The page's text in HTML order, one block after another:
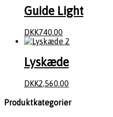
Guide Light
DKK740.00
Lyskæde
DKK2,560.00
Produktkategorier